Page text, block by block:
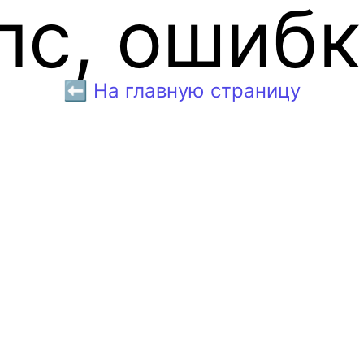
⬅️ На главную страницу